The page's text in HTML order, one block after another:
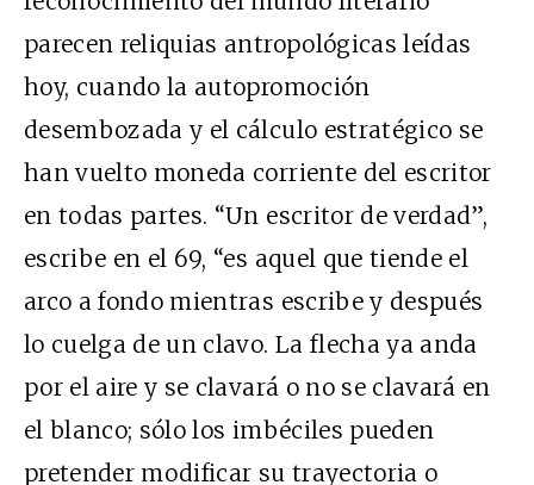
parecen reliquias antropológicas leídas
hoy, cuando la autopromoción
desembozada y el cálculo estratégico se
han vuelto moneda corriente del escritor
en todas partes. “Un escritor de verdad”,
escribe en el 69, “es aquel que tiende el
arco a fondo mientras escribe y después
lo cuelga de un clavo. La flecha ya anda
por el aire y se clavará o no se clavará en
el blanco; sólo los imbéciles pueden
pretender modificar su trayectoria o